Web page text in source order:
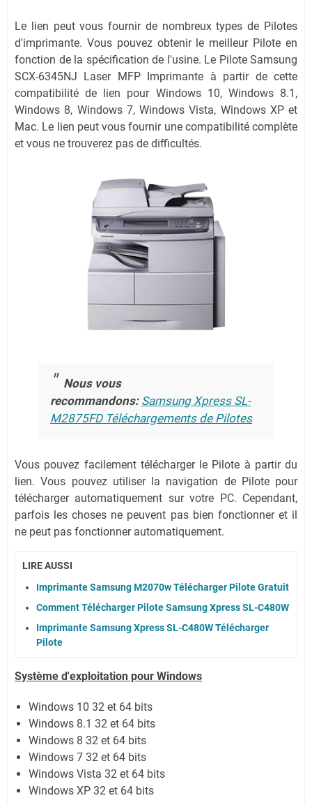
Le lien peut vous fournir de nombreux types de Pilotes
d'imprimante. Vous pouvez obtenir le meilleur Pilote en
fonction de la spécification de l'usine. Le Pilote Samsung
SCX-6345NJ Laser MFP Imprimante à partir de cette
compatibilité de lien pour Windows 10, Windows 8.1,
Windows 8, Windows 7, Windows Vista, Windows XP et
Mac. Le lien peut vous fournir une compatibilité complète
et vous ne trouverez pas de difficultés.
Nous vous
recommandons: Samsung Xpress SL-
M2875FD Téléchargements de Pilotes
Vous pouvez facilement télécharger le Pilote à partir du
lien.Vous pouvez utiliser la navigation de Pilote pour
télécharger automatiquement sur votre PC. Cependant,
parfois les choses ne peuvent pas bien fonctionner et il
ne peut pas fonctionner automatiquement.
LIRE AUSSI
Imprimante Samsung M2070w Télécharger Pilote Gratuit
Comment Télécharger Pilote Samsung Xpress SL-C480W
Imprimante Samsung Xpress SL-C480W Télécharger
Pilote
Système d'exploitation pour Windows
Windows 10 32 et 64 bits
Windows 8.1 32 et 64 bits
Windows 8 32 et 64 bits
Windows 7 32 et 64 bits
Windows Vista 32 et 64 bits
Windows XP 32 et 64 bits